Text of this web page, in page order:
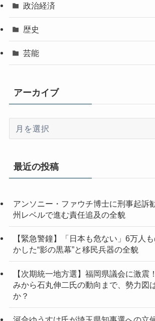
政治経済
歴史
芸能
アーカイブ
イ
最近の投稿
アンソニー・ファウチ博士に刑事起訴
州レベルで進む責任追及の全貌
【緊急警鐘】「日本も危ない」6万人
かした“影の黒幕”と移民兵器の全貌
【次期統一地方選】福岡県議会に激震
みから石丸伸二氏の動向まで、勢力図
か？